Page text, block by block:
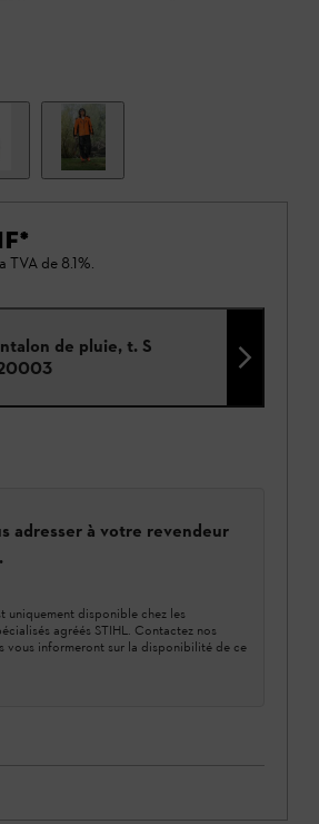
*
TVA de 8.1%.
de pluie, t. S
adresser à votre revendeur
uniquement disponible chez les
agréés STIHL. Contactez nos
vous informeront sur la disponibilité de ce